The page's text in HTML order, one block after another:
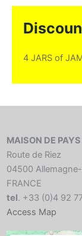
4 JARS of
MAISON DE
Route de Riez
04500
FRANCE
tel. +33 (0)4 92
Access Map